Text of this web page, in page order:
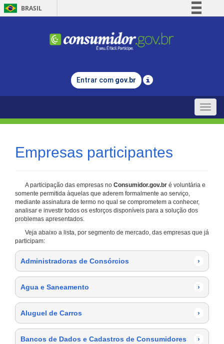
BRASIL
Comunica BR
Legislação
Entrar com gov.br
Toggle
Empresas participantes
A participação das empresas no Consumidor.gov.br é voluntária e
somente permitida àquelas que aderem formalmente ao serviço,
mediante assinatura de termo no qual se comprometem a conhecer,
analisar e investir todos os esforços disponíveis para a solução dos
problemas apresentados.
Veja abaixo a lista, por segmento de mercado, das empresas que já
participam:
Administradoras de Consórcios ›
Agua e Saneamento ›
Aluguel de Carros ›
Bancos de Dados e Cadastros de Consumidores ›